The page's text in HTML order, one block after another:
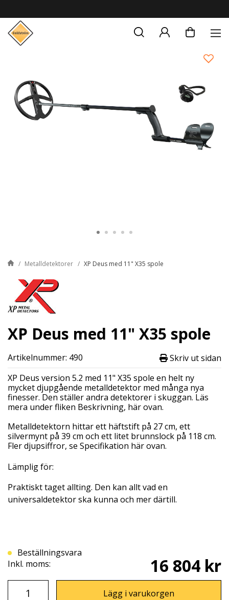
Metalldetektorer XP Deus med 11" X35 spole
XP Deus med 11" X35 spole
Artikelnummer: 490
Skriv ut sidan
XP Deus version 5.2 med 11" X35 spole en helt ny
mycket djupgående metalldetektor med många nya
finesser. Den ställer andra detektorer i skuggan. Läs
mera under fliken Beskrivning, här ovan.
Metalldetektorn hittar ett häftstift på 27 cm, ett
silvermynt på 39 cm och ett litet brunnslock på 118 cm.
Fler djupsiffror, se Specifikation här ovan.
Lämplig för:
Praktiskt taget allting. Den kan allt vad en
universaldetektor ska kunna och mer därtill.
Beställningsvara
Inkl. moms:
16 804 kr
Lägg i varukorgen